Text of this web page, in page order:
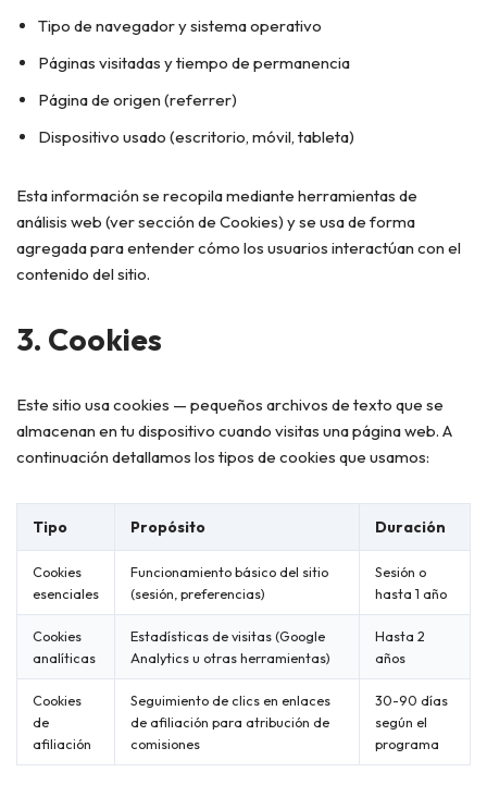
Tipo de navegador y sistema operativo
Páginas visitadas y tiempo de permanencia
Página de origen (referrer)
Dispositivo usado (escritorio, móvil, tableta)
Esta información se recopila mediante herramientas de
análisis web (ver sección de Cookies) y se usa de forma
agregada para entender cómo los usuarios interactúan con el
contenido del sitio.
3. Cookies
Este sitio usa cookies — pequeños archivos de texto que se
almacenan en tu dispositivo cuando visitas una página web. A
continuación detallamos los tipos de cookies que usamos:
Tipo Propósito Duración
Cookies
esenciales
Funcionamiento básico del sitio
(sesión, preferencias)
Sesión o
hasta 1 año
Cookies
analíticas
Estadísticas de visitas (Google
Analytics u otras herramientas)
Hasta 2
años
Cookies
de
afiliación
Seguimiento de clics en enlaces
de afiliación para atribución de
comisiones
30-90 días
según el
programa